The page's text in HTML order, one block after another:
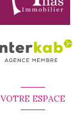
VOTRE ESPACE